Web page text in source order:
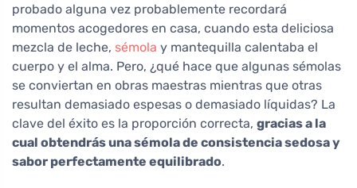
probado alguna vez probablemente recordará
momentos acogedores en casa, cuando esta deliciosa
mezcla de leche, sémola y mantequilla calentaba el
cuerpo y el alma. Pero, ¿qué hace que algunas sémolas
se conviertan en obras maestras mientras que otras
resultan demasiado espesas o demasiado líquidas? La
clave del éxito es la proporción correcta, gracias a la
cual obtendrás una sémola de consistencia sedosa y
sabor perfectamente equilibrado.